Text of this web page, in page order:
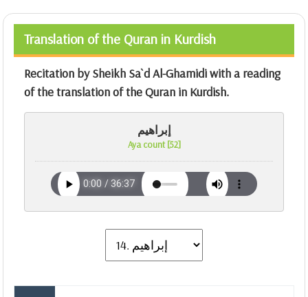
Translation of the Quran in Kurdish
Recitation by Sheikh Sa`d Al-Ghamidi with a reading
of the translation of the Quran in Kurdish.
إبراهيم
Aya count [52]